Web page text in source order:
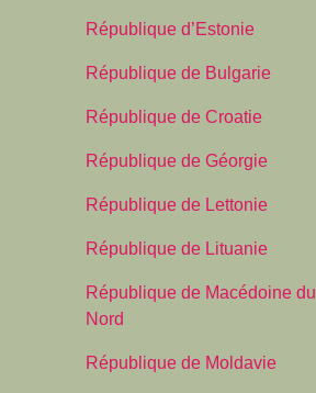
République d’Estonie
République de Bulgarie
République de Croatie
République de Géorgie
République de Lettonie
République de Lituanie
République de Macédoine du
Nord
République de Moldavie